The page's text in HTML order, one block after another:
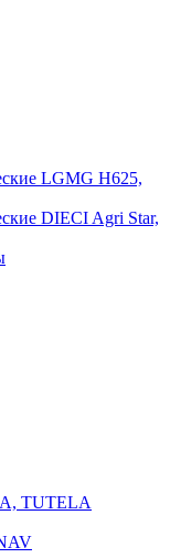
LGMG H625,
DIECI Agri Star,
TUTELA